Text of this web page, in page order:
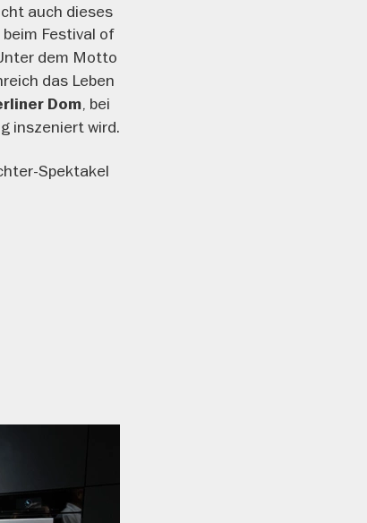
auch dieses
Festival of
dem Motto
das Leben
Dom, bei
inszeniert wird.
Spektakel